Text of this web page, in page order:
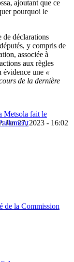
ajoutant que ce
pourquoi le
de déclarations
y compris de
associée à
aux règles
évidence une «
de la dernière
Metsola fait le
Jan 27, 2023 - 16:02
de la Commission